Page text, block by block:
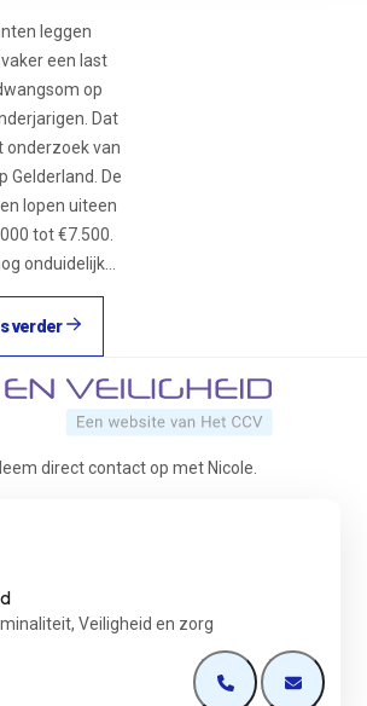
leggen
een last
op
Dat
onderzoek van
Gelderland. De
lopen uiteen
tot €7.500.
onduidelijk…
verder
direct contact op met Nicole.
Veiligheid en zorg
Open deOpen de